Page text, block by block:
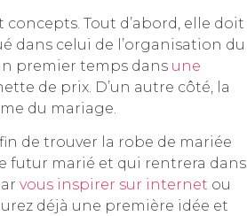
Tout d’abord, elle doit
dans celui de l’organisation du
premier temps dans une
de prix. D’un autre côté, la
du mariage.
de trouver la robe de mariée
futur marié et qui rentrera dans
vous inspirer sur internet ou
déjà une première idée et